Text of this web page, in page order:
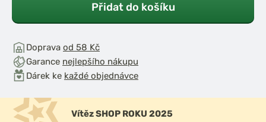
Přidat do košíku
Doprava od 58 Kč
Garance nejlepšího nákupu
Dárek ke každé objednávce
Vítěz SHOP ROKU 2025